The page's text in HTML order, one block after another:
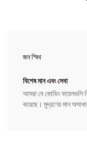
জন স্মিথ
বিশেষ মান এবং সেবা
আমরা যে কোডিং ফয়েলগুলি
করেছে। মুদ্রণের মান